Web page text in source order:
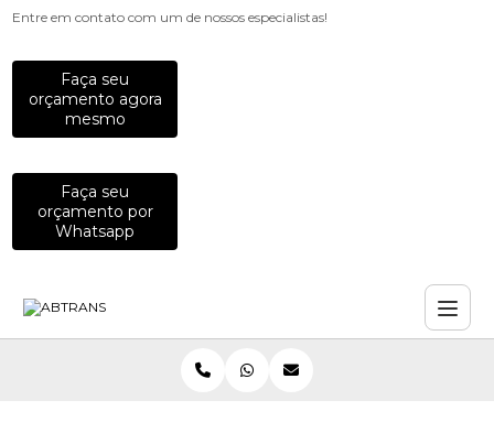
Entre em contato com um de nossos especialistas!
Faça seu
orçamento agora
mesmo
Faça seu
orçamento por
Whatsapp